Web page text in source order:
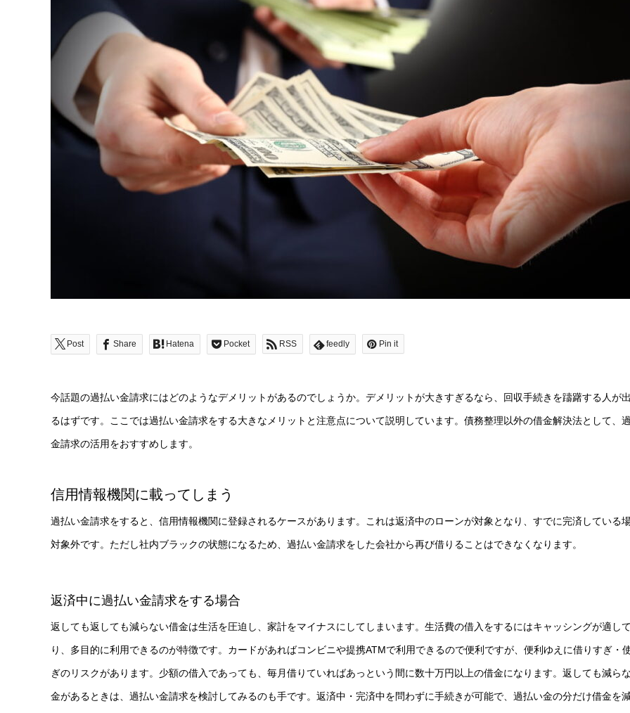
Post Share Hatena Pocket RSS feedly Pin it
今話題の過払い金請求にはどのようなデメリットがあるのでしょうか。デメリットが大きすぎるなら、回収手続きを躊躇する人が
るはずです。ここでは過払い金請求をする大きなメリットと注意点について説明しています。債務整理以外の借金解決法として、
金請求の活用をおすすめします。
信用情報機関に載ってしまう
過払い金請求をすると、信用情報機関に登録されるケースがあります。これは返済中のローンが対象となり、すでに完済している
対象外です。ただし社内ブラックの状態になるため、過払い金請求をした会社から再び借りることはできなくなります。
返済中に過払い金請求をする場合
返しても返しても減らない借金は生活を圧迫し、家計をマイナスにしてしまいます。生活費の借入をするにはキャッシングが適し
り、多目的に利用できるのが特徴です。カードがあればコンビニや提携ATMで利用できるので便利ですが、便利ゆえに借りすぎ・
ぎのリスクがあります。少額の借入であっても、毎月借りていればあっという間に数十万円以上の借金になります。返しても減ら
金があるときは、過払い金請求を検討してみるのも手です。返済中・完済中を問わずに手続きが可能で、過払い金の分だけ借金を